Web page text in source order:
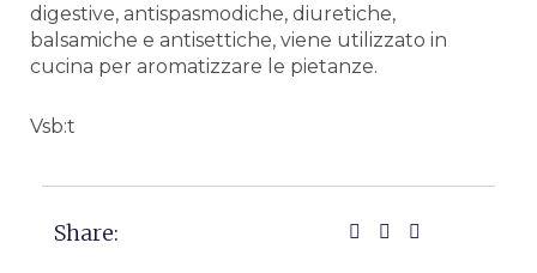
digestive, antispasmodiche, diuretiche,
balsamiche e antisettiche, viene utilizzato in
cucina per aromatizzare le pietanze.
Vsb:t
Share: